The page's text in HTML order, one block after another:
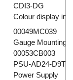
CDI3-DG
Colour display
00049MC039
Gauge Mounting
00053CB003
PSU-AD24-D9T
Power Supply